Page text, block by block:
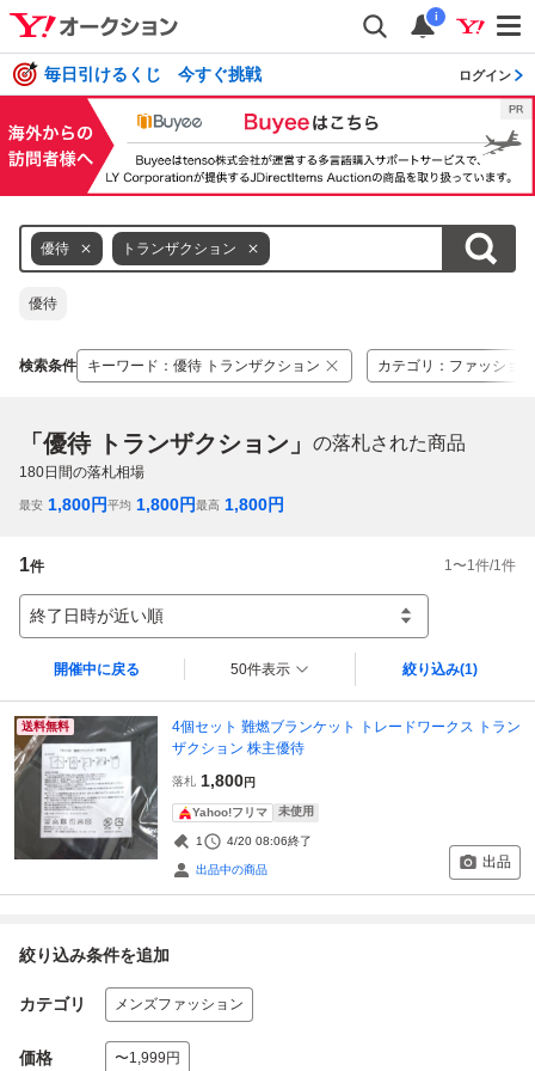
i
毎日引けるくじ 今すぐ挑戦 ログイン
優待 トランザクション
優待
検索条件 キーワード ： 優待 トランザクション カテゴリ ： ファッション
「優待 トランザクション」 の落札された商品
180日間の落札相場
最安 1,800円平均 1,800円最高 1,800円
1件 1 〜1 件/1 件
終了日時が近い順
開催中に戻る 50件表示 絞り込み(1)
送料無料
4個セット 難燃ブランケット トレードワークス トラン
ザクション 株主優待
落札 1,800円
Yahoo!フリマ 未使用
1 4/20 08:06終了
出品中の商品 出品
絞り込み条件を追加
カテゴリ メンズファッション
価格 〜1,999円